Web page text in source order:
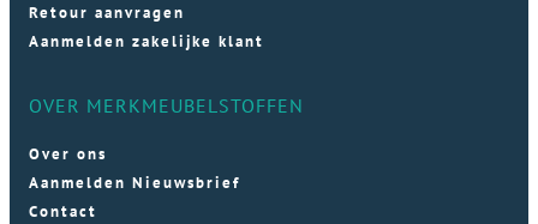
Retour aanvragen
Aanmelden zakelijke klant
OVER MERKMEUBELSTOFFEN
Over ons
Aanmelden Nieuwsbrief
Contact